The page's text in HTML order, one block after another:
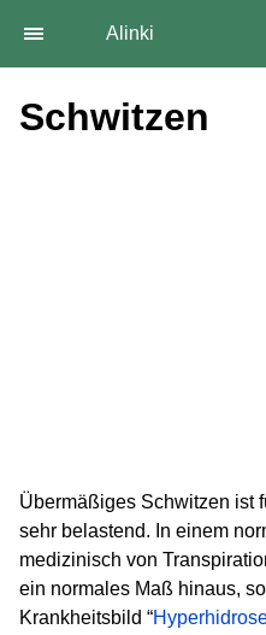
Alinki
Schwitzen
Übermäßiges Schwitzen ist
sehr belastend. In einem
medizinisch von
ein normales Maß hinaus,
Krankheitsbild “